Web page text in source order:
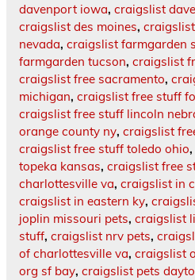
davenport iowa, craigslist
craigslist des moines,
nevada, craigslist farmgarden
farmgarden tucson, craigslist
craigslist free sacramento,
michigan, craigslist free stuff
craigslist free stuff lincoln
orange county ny, craigslist
craigslist free stuff toledo ohio,
topeka kansas, craigslist free
charlottesville va, craigslist in
craigslist in eastern ky,
joplin missouri pets, craigslist
stuff, craigslist nrv pets,
of charlottesville va, craigslist
org sf bay, craigslist pets